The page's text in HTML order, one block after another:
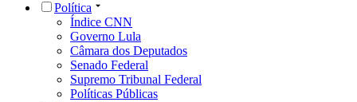
Política
Índice CNN
Governo Lula
Câmara dos Deputados
Senado Federal
Supremo Tribunal Federal
Políticas Públicas